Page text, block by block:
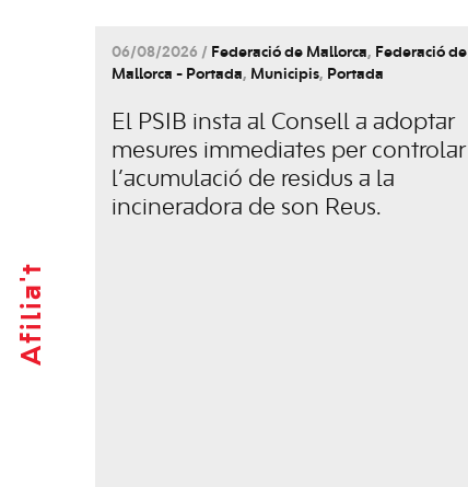
Afilia't
06/08/2026 / Federació de Mallorca, Federació de
Mallorca - Portada, Municipis, Portada
El PSIB insta al Consell a adoptar
mesures immediates per controlar
l’acumulació de residus a la
incineradora de son Reus.